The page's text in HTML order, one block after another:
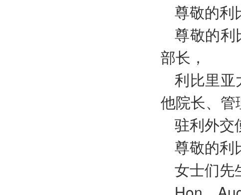
尊敬的利
尊敬的利
部长，
利比里亚
他院长、管
驻利外交
尊敬的利
女士们先